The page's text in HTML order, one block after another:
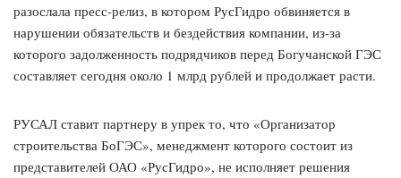
разослала пресс-релиз, в котором РусГидро обвиняется в
нарушении обязательств и бездействия компании, из-за
которого задолженность подрядчиков перед Богучанской ГЭС
составляет сегодня около 1 млрд рублей и продолжает расти.
РУСАЛ ставит партнеру в упрек то, что «Организатор
строительства БоГЭС», менеджмент которого состоит из
представителей ОАО «РусГидро», не исполняет решения